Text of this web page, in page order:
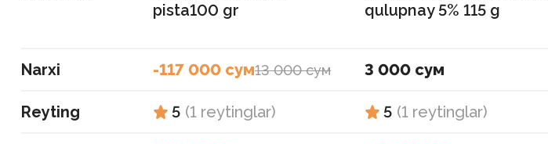
Narxi
Reyting
pista100 gr
-117 000 сум13 000 сум
5 (1 reytinglar)
qulupnay 5% 115 g
3 000 сум
5 (1 reytinglar)